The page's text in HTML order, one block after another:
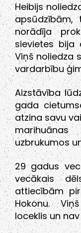
Heibijs
apsūdzībām,
norādīja
sievietes bija
Viņš noliedza
vardarbību
Aizstāvība
gada
atzina savu
uzbrukumos
29 gadus
vecākais
attiecībām
Hokonu.
loceklis un